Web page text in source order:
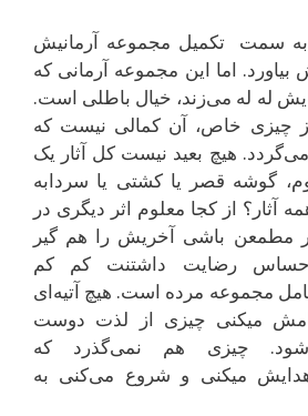
به سمت تکمیل مجموعه آرمانیش
بیاورد. اما این مجموعه آرمانی که
له له می‌زند، خیال باطلی است.
چیزی خاص، آن کمالی نیست که
هیچ بعید نیست کل آثار یک
گوشه قصر یا کشتی یا سردابه
آثار؟ از کجا معلوم اثر دیگری در
مطمعن باشی آخریش را هم گیر
احساس رضایت داشتنت کم کم
مجموعه مرده است. هیچ آتیه‌ای
میکنی چیزی از لذت دوست
چیزی هم نمی‌گذرد که
میکنی و شروع می‌کنی به